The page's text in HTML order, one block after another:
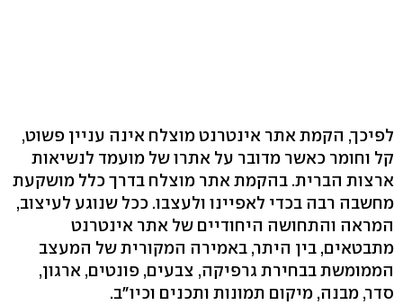
לפיכך, הקמת אתר אינטרנט מוצלח אינה עניין פשוט,
קל וחומר כאשר מדובר על אתרו של מועמד לנשיאות
ארצות הברית. בהקמת אתר מוצלח בדרך כלל מושקעת
מחשבה רבה בכדי לאפיינו ולעצבו. ככל שנוגע לעיצוב,
המראה והתחושה היחודיים של אתר אינטרנט
מתבטאים, בין היתר, באמירה המקורית של המעצב
הממומשת בבחירת גרפיקה, צבעים, פונטים, ארגון,
סדר, מבנה, מיקום תמונות ותכנים וכיו"ב.